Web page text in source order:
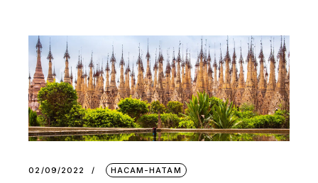
02/09/2022 НАСАМ-НАТАМ